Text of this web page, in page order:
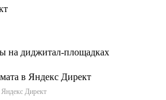
на диджитал-площадках
Директ